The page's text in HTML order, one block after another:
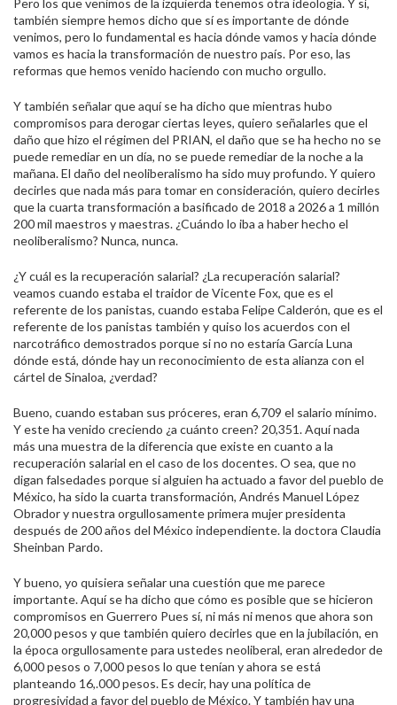
Pero los que venimos de la izquierda tenemos otra ideología. Y sí,
también siempre hemos dicho que sí es importante de dónde
venimos, pero lo fundamental es hacia dónde vamos y hacia dónde
vamos es hacia la transformación de nuestro país. Por eso, las
reformas que hemos venido haciendo con mucho orgullo.
Y también señalar que aquí se ha dicho que mientras hubo
compromisos para derogar ciertas leyes, quiero señalarles que el
daño que hizo el régimen del PRIAN, el daño que se ha hecho no se
puede remediar en un día, no se puede remediar de la noche a la
mañana. El daño del neoliberalismo ha sido muy profundo. Y quiero
decirles que nada más para tomar en consideración, quiero decirles
que la cuarta transformación a basificado de 2018 a 2026 a 1 millón
200 mil maestros y maestras. ¿Cuándo lo iba a haber hecho el
neoliberalismo? Nunca, nunca.
¿Y cuál es la recuperación salarial? ¿La recuperación salarial?
veamos cuando estaba el traidor de Vicente Fox, que es el
referente de los panistas, cuando estaba Felipe Calderón, que es el
referente de los panistas también y quiso los acuerdos con el
narcotráfico demostrados porque si no no estaría García Luna
dónde está, dónde hay un reconocimiento de esta alianza con el
cártel de Sinaloa, ¿verdad?
Bueno, cuando estaban sus próceres, eran 6,709 el salario mínimo.
Y este ha venido creciendo ¿a cuánto creen? 20,351. Aquí nada
más una muestra de la diferencia que existe en cuanto a la
recuperación salarial en el caso de los docentes. O sea, que no
digan falsedades porque si alguien ha actuado a favor del pueblo de
México, ha sido la cuarta transformación, Andrés Manuel López
Obrador y nuestra orgullosamente primera mujer presidenta
después de 200 años del México independiente. la doctora Claudia
Sheinban Pardo.
Y bueno, yo quisiera señalar una cuestión que me parece
importante. Aquí se ha dicho que cómo es posible que se hicieron
compromisos en Guerrero Pues sí, ni más ni menos que ahora son
20,000 pesos y que también quiero decirles que en la jubilación, en
la época orgullosamente para ustedes neoliberal, eran alrededor de
6,000 pesos o 7,000 pesos lo que tenían y ahora se está
planteando 16,.000 pesos. Es decir, hay una política de
progresividad a favor del pueblo de México. Y también hay una